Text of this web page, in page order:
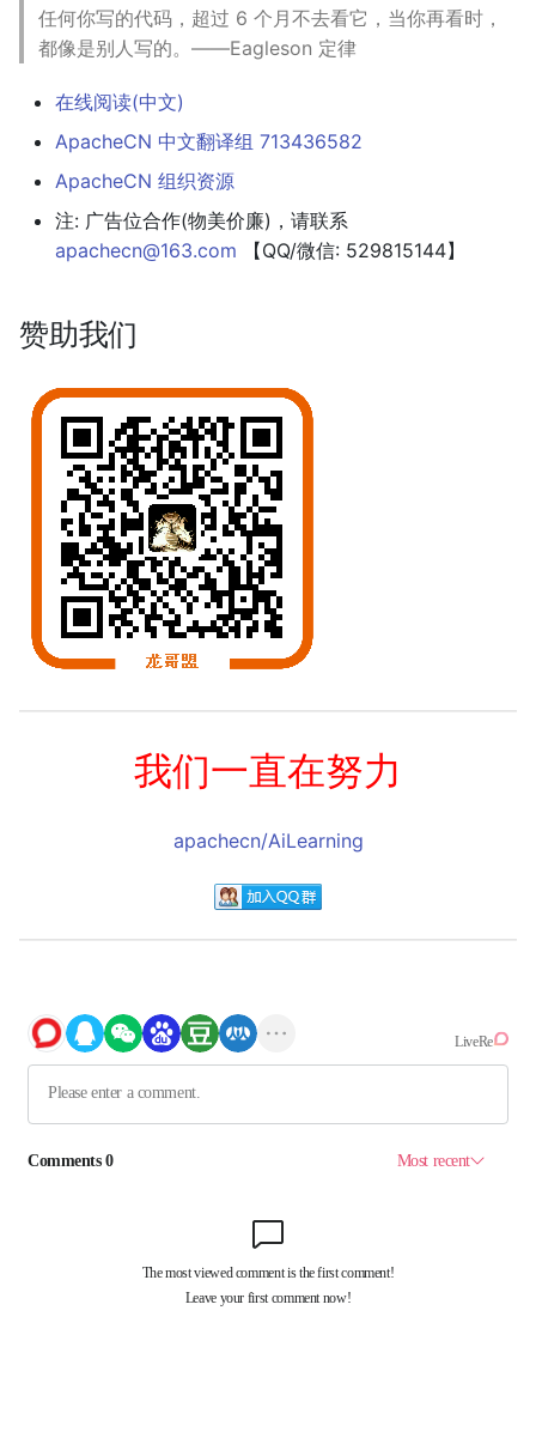
任何你写的代码，超过 6 个月不去看它，当你再看时，
都像是别人写的。——Eagleson 定律
在线阅读(中文)
ApacheCN 中文翻译组 713436582
ApacheCN 组织资源
注: 广告位合作(物美价廉)，请联系
apachecn@163.com 【QQ/微信: 529815144】
赞助我们
我们一直在努力
apachecn/AiLearning